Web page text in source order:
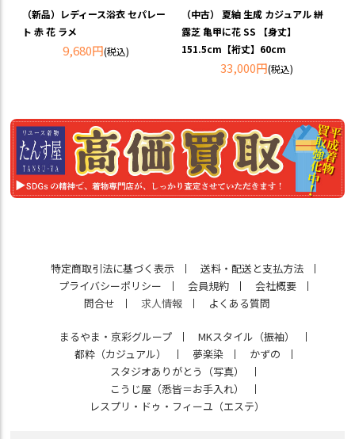
（新品）レディース浴衣 セパレー
ト 赤 花 ラメ
9,680円(税込)
（中古） 夏紬 生成 カジュアル 絣
露芝 亀甲に花 SS 【身丈】
151.5cm【裄丈】60cm
33,000円(税込)
特定商取引法に基づく表示
送料・配送と支払方法
プライバシーポリシー
会員規約
会社概要
問合せ
求人情報 よくある質問
まるやま・京彩グループ
MKスタイル（振袖）
都粋（カジュアル）
夢楽染
かずの
スタジオありがとう（写真）
こうじ屋（悉皆＝お手入れ）
レスプリ・ドゥ・フィーユ（エステ）